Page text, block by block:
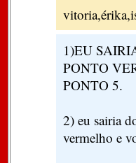
1)EU
PONTO
PONTO 5.
2) eu sairia
vermelho e